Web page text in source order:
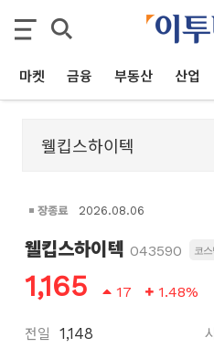
마켓 금융 부동산 산업
장종료 2026.08.06
웰킵스하이텍 043590 코
1,165 17 1.48%
전일 1,148